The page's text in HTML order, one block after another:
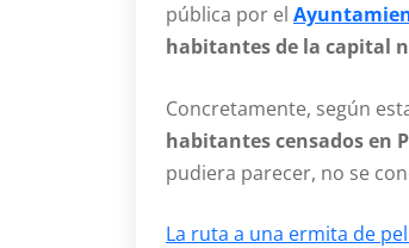
pública por el
habitantes de la capital
Concretamente, según
habitantes censados en
pudiera parecer, no se
La ruta a una ermita de